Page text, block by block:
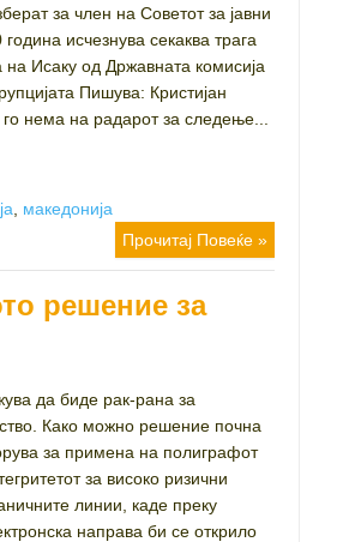
за член на Советот за јавни
исчезнува секаква трага
на Исаку од Државната комисија
Пишува: Кристијан
нема на радарот за следење...
македонија
Прочитај Повеќе »
решение за
да биде рак-рана за
Како можно решение почна
за примена на полиграфот
за високо ризични
линии, каде преку
направа би се открило